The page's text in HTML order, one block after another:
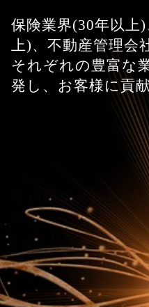
保険業界(30年以上
上)、不動産管理会
それぞれの豊富な
発し、お客様に貢
業務知見をもとに
再構築など、
お客様のニーズに
貢献しております